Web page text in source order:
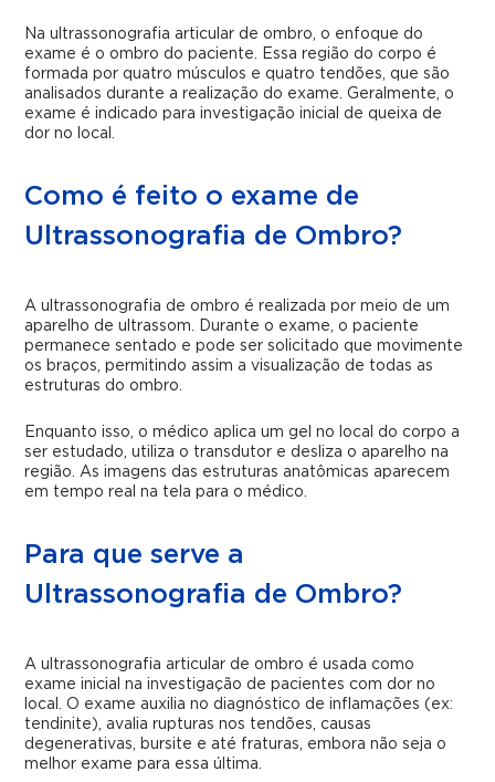
Na ultrassonografia articular de ombro, o enfoque do
exame é o ombro do paciente. Essa região do corpo é
formada por quatro músculos e quatro tendões, que são
analisados durante a realização do exame. Geralmente, o
exame é indicado para investigação inicial de queixa de
dor no local.
Como é feito o exame de
Ultrassonografia de Ombro?
A ultrassonografia de ombro é realizada por meio de um
aparelho de ultrassom. Durante o exame, o paciente
permanece sentado e pode ser solicitado que movimente
os braços, permitindo assim a visualização de todas as
estruturas do ombro.
Enquanto isso, o médico aplica um gel no local do corpo a
ser estudado, utiliza o transdutor e desliza o aparelho na
região. As imagens das estruturas anatômicas aparecem
em tempo real na tela para o médico.
Para que serve a
Ultrassonografia de Ombro?
A ultrassonografia articular de ombro é usada como
exame inicial na investigação de pacientes com dor no
local. O exame auxilia no diagnóstico de inflamações (ex:
tendinite), avalia rupturas nos tendões, causas
degenerativas, bursite e até fraturas, embora não seja o
melhor exame para essa última.